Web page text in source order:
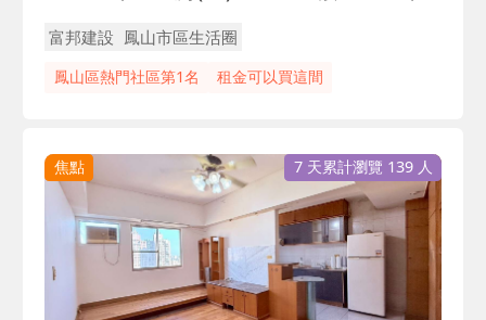
富邦建設 鳳山市區生活圈
鳳山區熱門社區第1名 租金可以買這間
焦點 7 天累計瀏覽 139 人